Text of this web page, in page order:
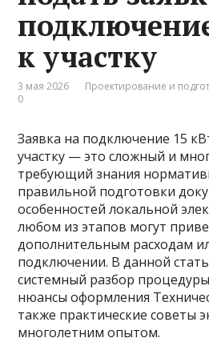
к участку
3 мая 2026 Проектирование и
0
Заявка на подключение 15
участку — это сложный и
требующий знания
правильной подготовки
особенностей локальной
любом из этапов могут
дополнительным расходам
подключении. В данной
системный разбор
нюансы оформления
также практические советы
многолетним опытом.